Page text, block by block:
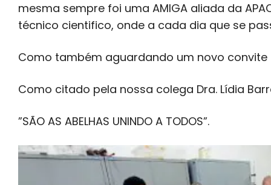
mesma sempre foi uma AMIGA aliada da
técnico cientifico, onde a cada dia que se
Como também aguardando um novo
Como citado pela nossa colega Dra. Lídia
”SÃO AS ABELHAS UNINDO A TODOS”.